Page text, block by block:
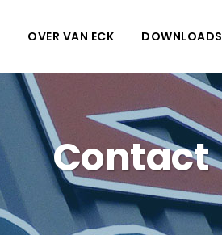
OVER VAN ECK DOWNLOADS
Contact